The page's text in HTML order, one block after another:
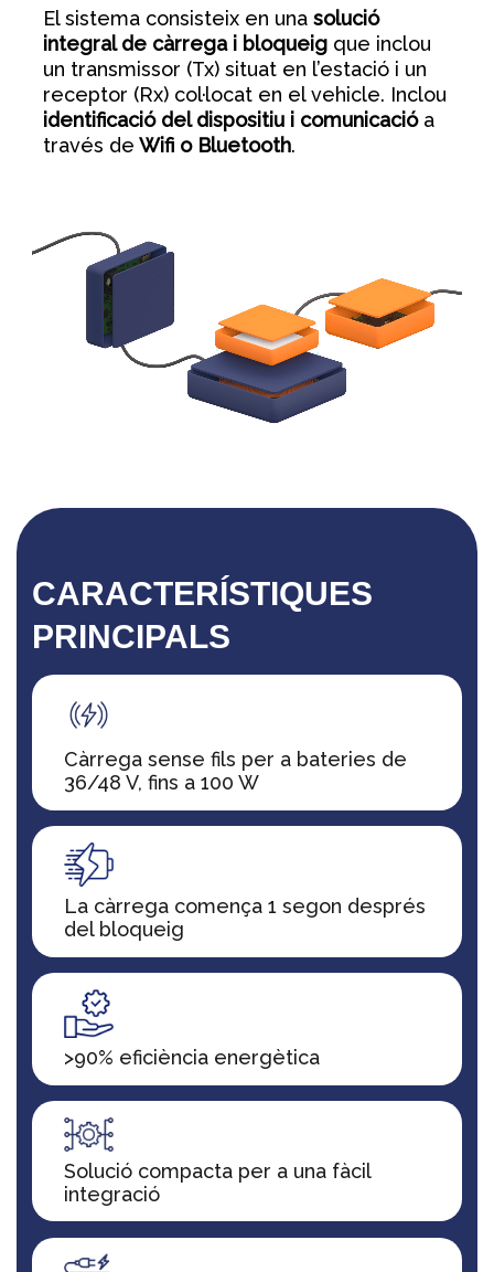
El sistema consisteix en unasolució
integral de càrrega i bloqueig que inclou
un transmissor (Tx) situat en l’estació i un
receptor (Rx) col·locat en el vehicle. Inclou
identificació del dispositiu i comunicació a
través de Wifi o Bluetooth.
CARACTERÍSTIQUES
PRINCIPALS
Càrrega sense fils per a bateries de
36/48 V, fins a 100 W
La càrrega comença 1 segon després
del bloqueig
>90% eficiència energètica
Solució compacta per a una fàcil
integració